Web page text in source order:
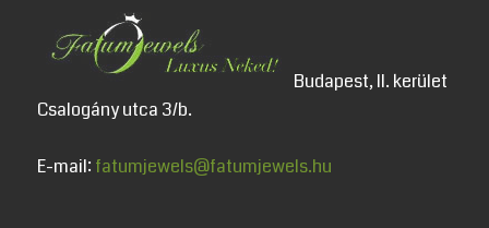
Budapest, II. kerület
Csalogány utca 3/b.
E-mail: fatumjewels@fatumjewels.hu